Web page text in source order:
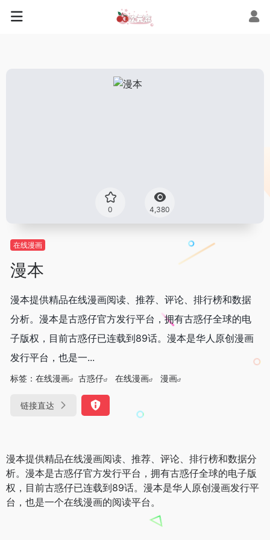
0 4,380
在线漫画
漫本
漫本提供精品在线漫画阅读、推荐、评论、排行榜和数据
分析。漫本是古惑仔官方发行平台，拥有古惑仔全球的电
子版权，目前古惑仔已连载到89话。漫本是华人原创漫画
发行平台，也是一...
标签： 在线漫画 古惑仔 在线漫画 漫画
链接直达
漫本提供精品在线漫画阅读、推荐、评论、排行榜和数据分
析。漫本是古惑仔官方发行平台，拥有古惑仔全球的电子版
权，目前古惑仔已连载到89话。漫本是华人原创漫画发行平
台，也是一个在线漫画的阅读平台。